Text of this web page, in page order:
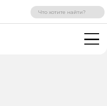
ВХОД РЕГИСТРАЦИЯ